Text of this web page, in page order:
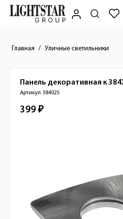
Главная Уличные светильники
Краткое описание
Панель декоративная к
Артикул 384025
Стоимость товара
399 ₽